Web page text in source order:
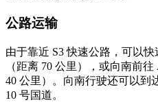
公路运输
由于靠近 S3 快速公路，可以快
（距离 70 公里），或向南前
40 公里）。向南行驶还可以到
10 号国道。